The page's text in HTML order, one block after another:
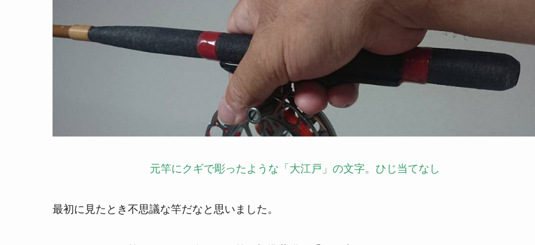
元竿にクギで彫ったような「大江戸」の文字。ひじ当てなし
最初に見たとき不思議な竿だなと思いました。